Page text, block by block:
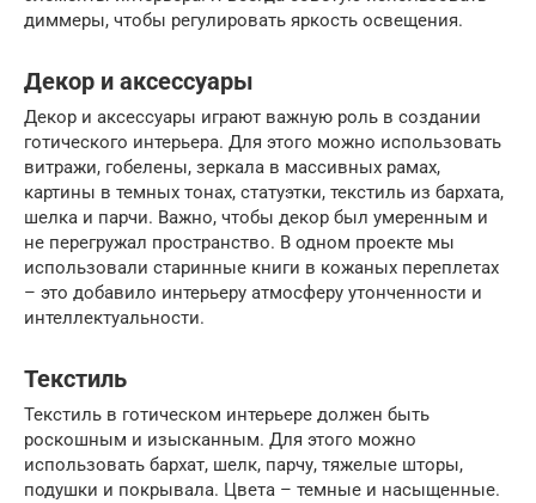
диммеры, чтобы регулировать яркость освещения.
Декор и аксессуары
Декор и аксессуары играют важную роль в создании
готического интерьера. Для этого можно использовать
витражи, гобелены, зеркала в массивных рамах,
картины в темных тонах, статуэтки, текстиль из бархата,
шелка и парчи. Важно, чтобы декор был умеренным и
не перегружал пространство. В одном проекте мы
использовали старинные книги в кожаных переплетах
– это добавило интерьеру атмосферу утонченности и
интеллектуальности.
Текстиль
Текстиль в готическом интерьере должен быть
роскошным и изысканным. Для этого можно
использовать бархат, шелк, парчу, тяжелые шторы,
подушки и покрывала. Цвета – темные и насыщенные.